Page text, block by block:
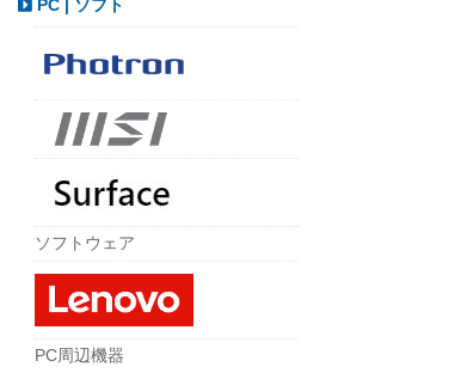
PC | ソフト
ソフトウェア
PC周辺機器